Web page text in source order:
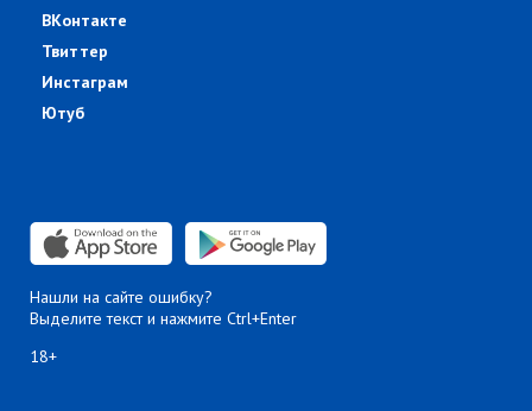
ВКонтакте
Твиттер
Инстаграм
Ютуб
Нашли на сайте ошибку?
Выделите текст и нажмите Ctrl+Enter
18+